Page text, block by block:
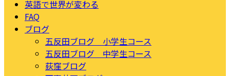
英語で世界が変わる
FAQ
ブログ
五反田ブログ 小学生コース
五反田ブログ 中学生コース
荻窪ブログ